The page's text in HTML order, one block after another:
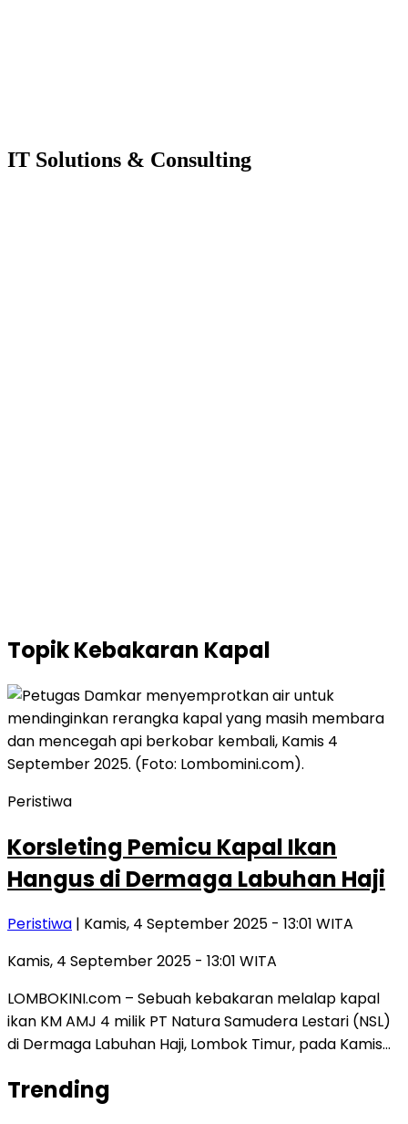
IT Solutions & Consulting
TopikKebakaran Kapal
Peristiwa
Korsleting Pemicu Kapal Ikan
Hangus di Dermaga Labuhan Haji
Peristiwa | Kamis, 4 September 2025 - 13:01 WITA
Kamis, 4 September 2025 - 13:01 WITA
LOMBOKINI.com – Sebuah kebakaran melalap kapal
ikan KM AMJ 4 milik PT Natura Samudera Lestari (NSL)
di Dermaga Labuhan Haji, Lombok Timur, pada Kamis…
Trending